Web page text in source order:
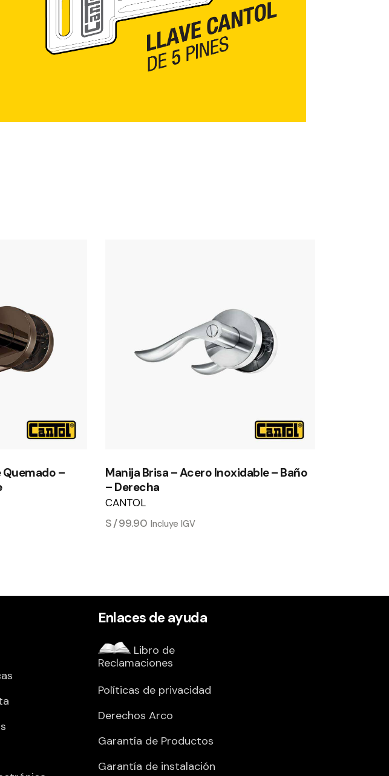
Quemado –
Manija Brisa – Acero Inoxidable – Baño
– Derecha
CANTOL
S/99.90 Incluye IGV
Enlaces de ayuda
Libro de
Reclamaciones
Políticas de privacidad
Derechos Arco
Garantía de Productos
Garantía de instalación